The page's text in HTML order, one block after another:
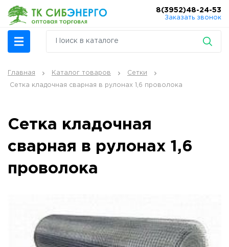
8(3952)48-24-53
Заказать звонок
Главная Каталог товаров Сетки
Сетка кладочная сварная в рулонах 1,6 проволока
Сетка кладочная
сварная в рулонах 1,6
проволока